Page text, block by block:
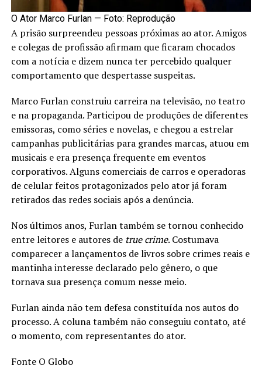
O Ator Marco Furlan — Foto: Reprodução
A prisão surpreendeu pessoas próximas ao ator. Amigos
e colegas de profissão afirmam que ficaram chocados
com a notícia e dizem nunca ter percebido qualquer
comportamento que despertasse suspeitas.
Marco Furlan construiu carreira na televisão, no teatro
e na propaganda. Participou de produções de diferentes
emissoras, como séries e novelas, e chegou a estrelar
campanhas publicitárias para grandes marcas, atuou em
musicais e era presença frequente em eventos
corporativos. Alguns comerciais de carros e operadoras
de celular feitos protagonizados pelo ator já foram
retirados das redes sociais após a denúncia.
Nos últimos anos, Furlan também se tornou conhecido
entre leitores e autores de true crime. Costumava
comparecer a lançamentos de livros sobre crimes reais e
mantinha interesse declarado pelo gênero, o que
tornava sua presença comum nesse meio.
Furlan ainda não tem defesa constituída nos autos do
processo. A coluna também não conseguiu contato, até
o momento, com representantes do ator.
Fonte O Globo